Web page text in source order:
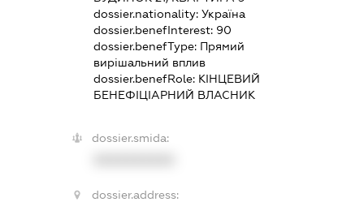
dossier.nationality: Україна
dossier.benefInterest: 90
dossier.benefType: Прямий
вирішальний вплив
dossier.benefRole: КІНЦЕВИЙ
БЕНЕФІЦІАРНИЙ ВЛАСНИК
dossier.smida:
dossier.address: